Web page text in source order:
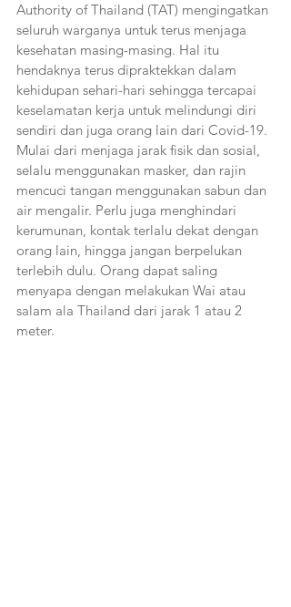
Authority of Thailand (TAT) mengingatkan
seluruh warganya untuk terus menjaga
kesehatan masing-masing. Hal itu
hendaknya terus dipraktekkan dalam
kehidupan sehari-hari sehingga tercapai
keselamatan kerja untuk melindungi diri
sendiri dan juga orang lain dari Covid-19.
Mulai dari menjaga jarak fisik dan sosial,
selalu menggunakan masker, dan rajin
mencuci tangan menggunakan sabun dan
air mengalir. Perlu juga menghindari
kerumunan, kontak terlalu dekat dengan
orang lain, hingga jangan berpelukan
terlebih dulu. Orang dapat saling
menyapa dengan melakukan Wai atau
salam ala Thailand dari jarak 1 atau 2
meter.